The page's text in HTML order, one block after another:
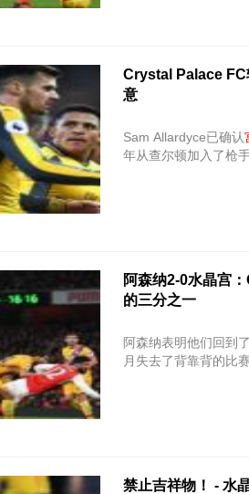
Crystal Palace
意
Sam Allardyce已确认
年从查尔顿加入了枪
阿森纳2-0水晶宫
的三分之一
阿森纳表明他们回到
月失去了背靠背的比
禁止吉祥物！ - 水